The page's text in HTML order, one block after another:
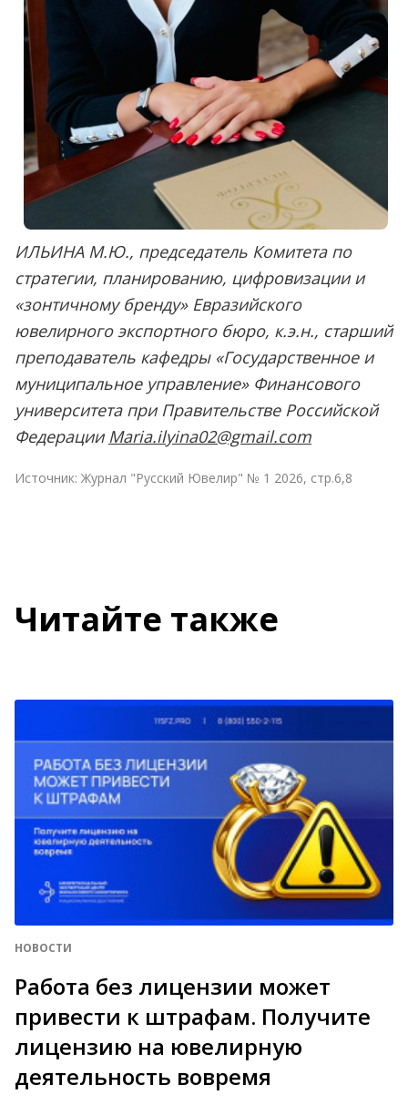
ИЛЬИНА М.Ю., председатель Комитета по
стратегии, планированию, цифровизации и
«зонтичному бренду» Евразийского
ювелирного экспортного бюро, к.э.н., старший
преподаватель кафедры «Государственное и
муниципальное управление» Финансового
университета при Правительстве Российской
Федерации Maria.ilyina02@gmail.com
Источник: Журнал "Русский Ювелир" № 1 2026, стр.6,8
Читайте также
НОВОСТИ
Работа без лицензии может
привести к штрафам. Получите
лицензию на ювелирную
деятельность вовремя